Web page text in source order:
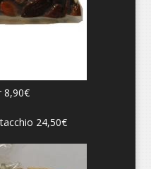
8,90€
24,50€